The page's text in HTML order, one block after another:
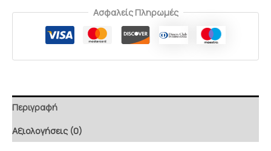
Ασφαλείς Πληρωμές
Περιγραφή
Αξιολογήσεις (0)